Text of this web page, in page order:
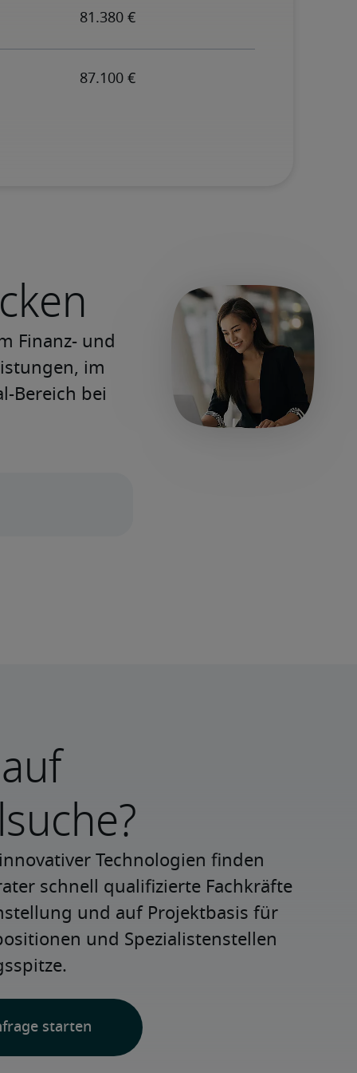
Technologien finden
schnell qualifizierte Fachkräfte
und auf Projektbasis für
und Spezialistenstellen
starten